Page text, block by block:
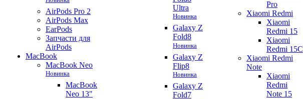
AirPods Pro 2
AirPods Max
EarPods
Запчасти для
AirPods
MacBook
MacBook Neo
Новинка
MacBook
Neo 13"
Ultra
Новинка
Galaxy Z
Fold8
Новинка
Galaxy Z
Flip8
Новинка
Galaxy Z
Fold7
Pro
Xiaomi Redmi
Xiaomi
Redmi 15
Xiaomi
Redmi 15C
Xiaomi Redmi
Note
Xiaomi
Redmi
Note 15